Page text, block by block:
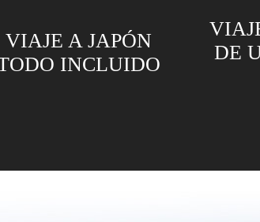
VIAJE AL SALAR
DE UYUNI Y LA
PAZ